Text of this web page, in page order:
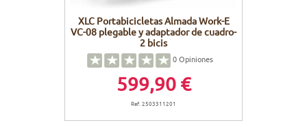
XLC Portabicicletas Almada Work-E
VC-08 plegable y adaptador de cuadro-
2 bicis
0Opiniones
599,90 €
Ref. 2503311201